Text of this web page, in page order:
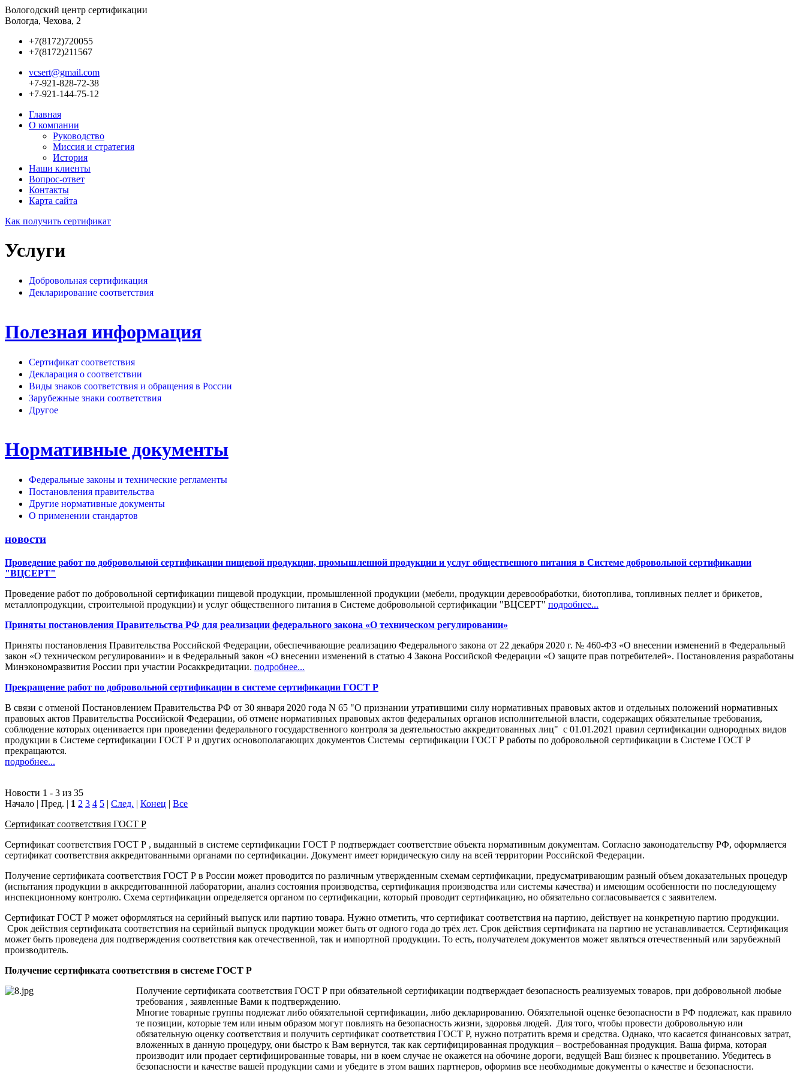
Вологодский центр сертификации
Вологда, Чехова, 2
+7(8172)720055
+7(8172)211567
vcsert@gmail.com
+7-921-828-72-38
+7-921-144-75-12
Главная
О компании
Руководство
Миссия и стратегия
История
Наши клиенты
Bопрос-ответ
Контакты
Карта сайта
Как получить сертификат
Услуги
Добровольная сертификация
Декларирование соответствия
Полезная информация
Сертификат соответствия
Декларация о соответствии
Виды знаков соответствия и обращения в России
Зарубежные знаки соответствия
Другое
Нормативные документы
Федеральные законы и технические регламенты
Постановления правительства
Другие нормативные документы
О применении стандартов
новости
Проведение работ по добровольной сертификации пищевой продукции, промышленной продукции и услуг общественного питания в Системе добровольной сертификации
"ВЦСЕРТ"
Проведение работ по добровольной сертификации пищевой продукции, промышленной продукции (мебели, продукции деревообработки, биотоплива, топливных пеллет и брикетов,
металлопродукции, строительной продукции) и услуг общественного питания в Системе добровольной сертификации "ВЦСЕРТ" подробнее...
Приняты постановления Правительства РФ для реализации федерального закона «О техническом регулировании»
Приняты постановления Правительства Российской Федерации, обеспечивающие реализацию Федерального закона от 22 декабря 2020 г. № 460-ФЗ «О внесении изменений в Федеральный
закон «О техническом регулировании» и в Федеральный закон «О внесении изменений в статью 4 Закона Российской Федерации «О защите прав потребителей». Постановления разработаны
Минэкономразвития России при участии Росаккредитации. подробнее...
Прекращение работ по добровольной сертификации в системе сертификации ГОСТ Р
В связи с отменой Постановлением Правительства РФ от 30 января 2020 года N 65 "О признании утратившими силу нормативных правовых актов и отдельных положений нормативных
правовых актов Правительства Российской Федерации, об отмене нормативных правовых актов федеральных органов исполнительной власти, содержащих обязательные требования,
соблюдение которых оценивается при проведении федерального государственного контроля за деятельностью аккредитованных лиц" с 01.01.2021 правил сертификации однородных видов
продукции в Системе сертификации ГОСТ Р и других основополагающих документов Системы сертификации ГОСТ Р работы по добровольной сертификации в Системе ГОСТ Р
прекращаются.
подробнее...
Новости 1 - 3 из 35
Начало | Пред. | 1 2 3 4 5 | След. | Конец | Все
Сертификат соответствия ГОСТ Р
Сертификат соответствия ГОСТ Р , выданный в системе сертификации ГОСТ Р подтверждает соответствие объекта нормативным документам. Согласно законодательству РФ, оформляется
сертификат соответствия аккредитованными органами по сертификации. Документ имеет юридическую силу на всей территории Российской Федерации.
Получение сертификата соответствия ГОСТ Р в России может проводится по различным утвержденным схемам сертификации, предусматривающим разный объем доказательных процедур
(испытания продукции в аккредитованнной лаборатории, анализ состояния производства, сертификация производства или системы качества) и имеющим особенности по последующему
инспекционному контролю. Схема сертификации определяется органом по сертификации, который проводит сертификацию, но обязательно согласовывается с заявителем.
Сертификат ГОСТ Р может оформляться на серийный выпуск или партию товара. Нужно отметить, что сертификат соответствия на партию, действует на конкретную партию продукции.
Срок действия сертификата соответствия на серийный выпуск продукции может быть от одного года до трёх лет. Срок действия сертификата на партию не устанавливается. Сертификация
может быть проведена для подтверждения соответствия как отечественной, так и импортной продукции. То есть, получателем документов может являться отечественный или зарубежный
производитель.
Получение сертификата соответствия в системе ГОСТ Р
Получение сертификата соответствия ГОСТ Р при обязательной сертификации подтверждает безопасность реализуемых товаров, при добровольной любые
требования , заявленные Вами к подтверждению.
Многие товарные группы подлежат либо обязательной сертификации, либо декларированию. Обязательной оценке безопасности в РФ подлежат, как правило
те позиции, которые тем или иным образом могут повлиять на безопасность жизни, здоровья людей. Для того, чтобы провести добровольную или
обязательную оценку соответствия и получить сертификат соответствия ГОСТ Р, нужно потратить время и средства. Однако, что касается финансовых затрат,
вложенных в данную процедуру, они быстро к Вам вернутся, так как сертифицированная продукция – востребованная продукция. Ваша фирма, которая
производит или продает сертифицированные товары, ни в коем случае не окажется на обочине дороги, ведущей Ваш бизнес к процветанию. Убедитесь в
безопасности и качестве вашей продукции сами и убедите в этом ваших партнеров, оформив все необходимые документы о качестве и безопасности.